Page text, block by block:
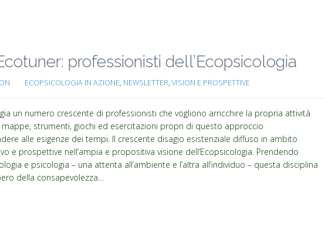
professionisti dell’Ecopsicologia
ECOPSICOLOGIA IN AZIONE, NEWSLETTER, VISION E PROSPETTIVE
un numero crescente di professionisti che vogliono arricchire la propria attività
strumenti, giochi ed esercitazioni propri di questo approccio
alle esigenze dei tempi. Il crescente disagio esistenziale diffuso in ambito
e prospettive nell’ampia e propositiva visione dell’Ecopsicologia. Prendendo
e psicologia – una attenta all’ambiente e l’altra all’individuo – questa disciplina
della consapevolezza…